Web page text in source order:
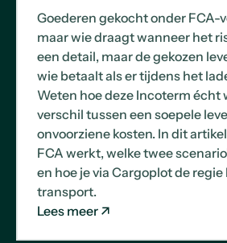
Goederen gekocht onder FCA-
maar wie draagt wanneer het
een detail, maar de gekozen
wie betaalt als er tijdens het
Weten hoe deze Incoterm écht
verschil tussen een soepele
onvoorziene kosten. In dit
FCA werkt, welke twee
en hoe je via Cargoplot de
transport.
Lees meer